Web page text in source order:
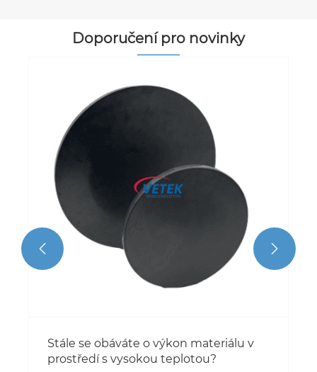
Doporučení pro novinky
Stále se obáváte o výkon materiálu v
prostředí s vysokou teplotou?
 